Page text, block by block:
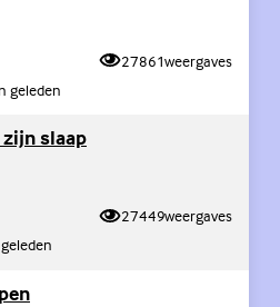
27861weergaves
geleden
slaap
27449weergaves